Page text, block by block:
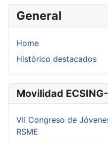
General
Home
Histórico destacados
Movilidad
VII Congreso de
RSME